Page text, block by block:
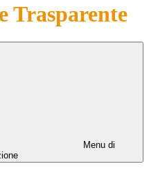
Trasparente
Menu di